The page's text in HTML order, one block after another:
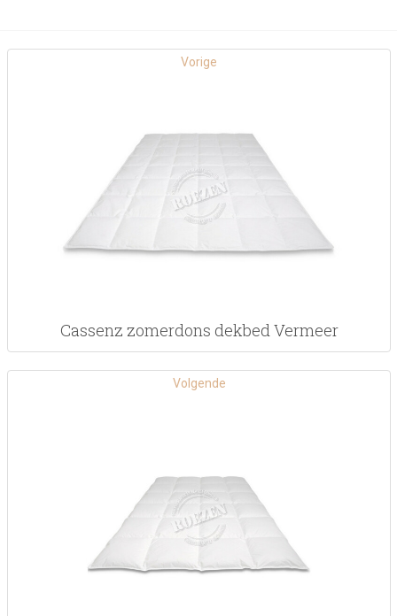
Vorige
Cassenz zomerdons dekbed Vermeer
Volgende